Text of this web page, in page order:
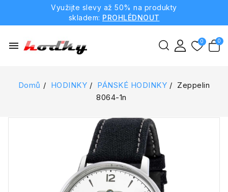
Využijte slevy až 50% na produkty
skladem: PROHLÉDNOUT
menu
Domů HODINKY PÁNSKÉ HODINKY
Zeppelin
8064-1n